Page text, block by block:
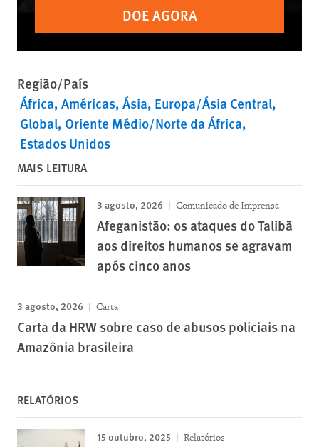
DOE AGORA
Região/País
África Américas Ásia Europa/Ásia Central
Global Oriente Médio/Norte da África
Estados Unidos
MAIS LEITURA
3 agosto, 2026 Comunicado de Imprensa
Afeganistão: os ataques do Talibã
aos direitos humanos se agravam
após cinco anos
3 agosto, 2026 Carta
Carta da HRW sobre caso de abusos policiais na
Amazônia brasileira
RELATÓRIOS
15 outubro, 2025 Relatórios